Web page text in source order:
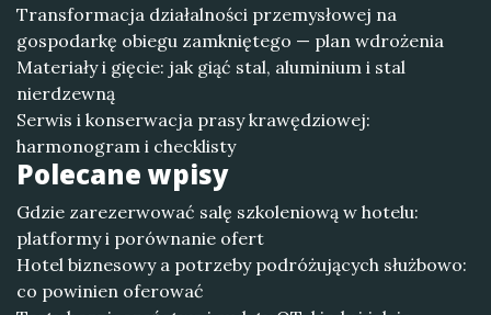
Transformacja działalności przemysłowej na
gospodarkę obiegu zamkniętego — plan wdrożenia
Materiały i gięcie: jak giąć stal, aluminium i stal
nierdzewną
Serwis i konserwacja prasy krawędziowej:
harmonogram i checklisty
Polecane wpisy
Gdzie zarezerwować salę szkoleniową w hotelu:
platformy i porównanie ofert
Hotel biznesowy a potrzeby podróżujących służbowo:
co powinien oferować